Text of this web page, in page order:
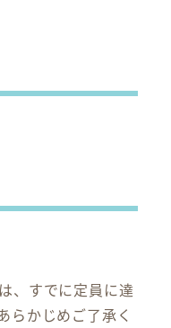
、すでに定員に達
らかじめご了承く